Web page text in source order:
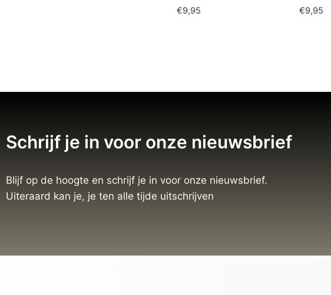
€9,95 €9,95
Schrijf je in voor onze nieuwsbrief
Blijf op de hoogte en schrijf je in voor onze nieuwsbrief.
Uiteraard kan je, je ten alle tijde uitschrijven